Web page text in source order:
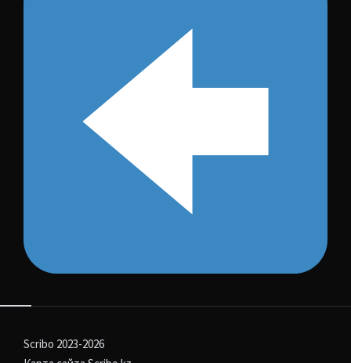
Scribo 2023-2026